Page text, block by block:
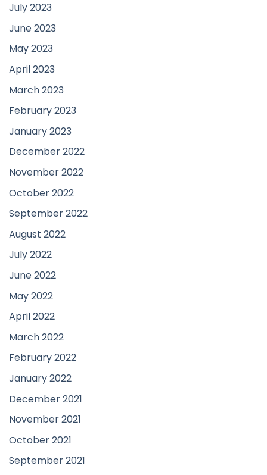
July 2023
June 2023
May 2023
April 2023
March 2023
February 2023
January 2023
December 2022
November 2022
October 2022
September 2022
August 2022
July 2022
June 2022
May 2022
April 2022
March 2022
February 2022
January 2022
December 2021
November 2021
October 2021
September 2021